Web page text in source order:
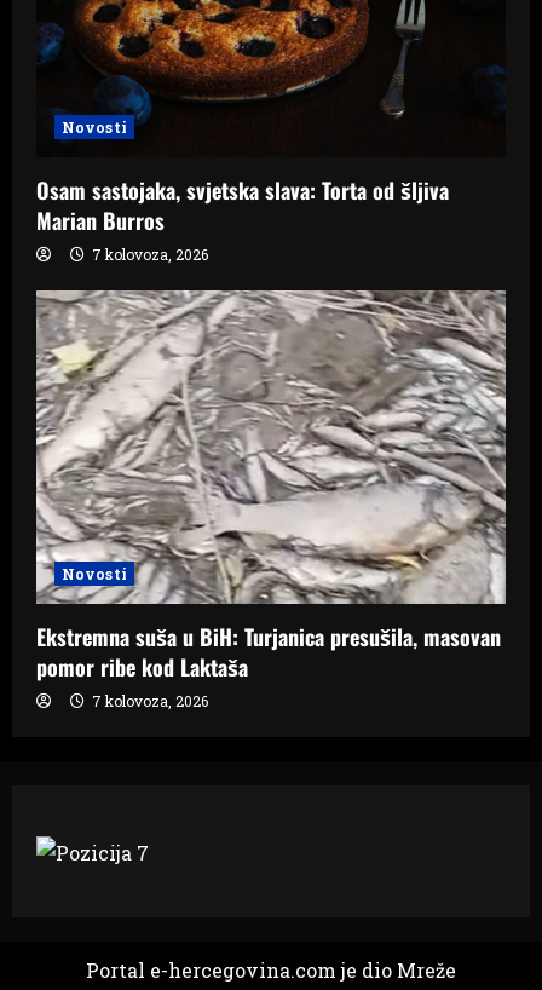
Novosti
Osam sastojaka, svjetska slava: Torta od šljiva
Marian Burros
7 kolovoza, 2026
Novosti
Ekstremna suša u BiH: Turjanica presušila, masovan
pomor ribe kod Laktaša
7 kolovoza, 2026
Portal e-hercegovina.com je dio Mreže